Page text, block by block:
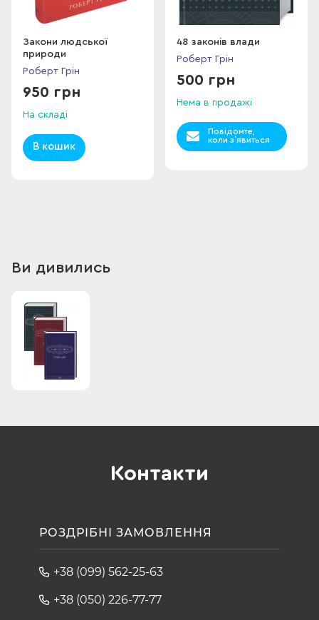
трапляється під час кризових ситуацій, коли є нагальна
потреба вирішити проблему чи виконати термінове
завдання, або як наслідок тривалої та копіткої роботи над
проєктом. Роберт Грін називає описане відчуття
майстерністю.
Закони людської
природи
Роберт Грін
950 грн
На складі
В кошик
48 законів влади
Роберт Грін
500 грн
Нема в продажі
Повідомте,
коли з`явиться
Ви дивились
Контакти
РОЗДРІБНІ ЗАМОВЛЕННЯ
+38 (099) 562-25-63
+38 (050) 226-77-77